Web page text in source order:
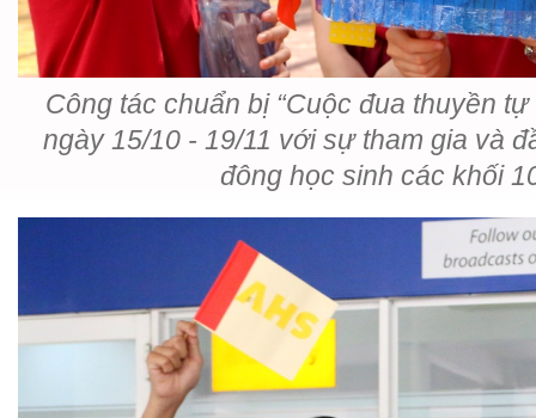
Công tác chuẩn bị “Cuộc đua thuyền
ngày 15/10 - 19/11 với sự tham gia và
đông học sinh các khối